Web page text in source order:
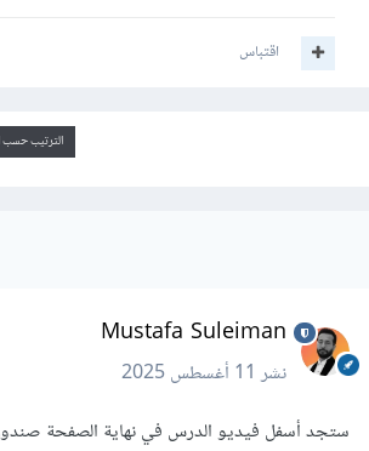
اقتباس
الترتيب حسب
Mustafa Suleiman
نشر11 أغسطس 2025
ستجد أسفل فيديو الدرس في نهاية الصفحة صندوق